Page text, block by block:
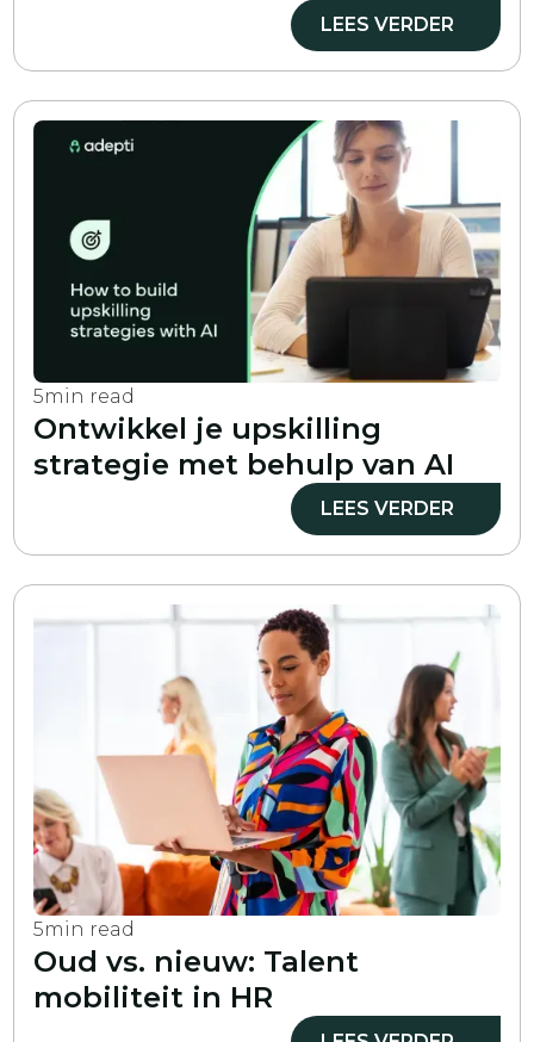
LEES VERDER
5min read
Ontwikkel je upskilling
strategie met behulp van AI
LEES VERDER
5min read
Oud vs. nieuw: Talent
mobiliteit in HR